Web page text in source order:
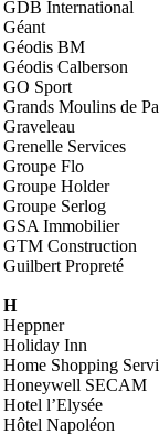
GDB International
Géant
Géodis BM
Géodis Calberson
GO Sport
Grands Moulins de
Graveleau
Grenelle Services
Groupe Flo
Groupe Holder
Groupe Serlog
GSA Immobilier
GTM Construction
Guilbert Propreté
H
Heppner
Holiday Inn
Home Shopping
Honeywell SECAM
Hotel l’Elysée
Hôtel Napoléon